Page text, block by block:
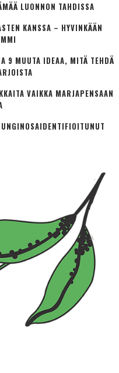
LUONNON TAHDISSA
KANSSA – HYVINKÄÄN
9 MUUTA IDEAA, MITÄ TEHDÄ
VAIKKA MARJAPENSAAN